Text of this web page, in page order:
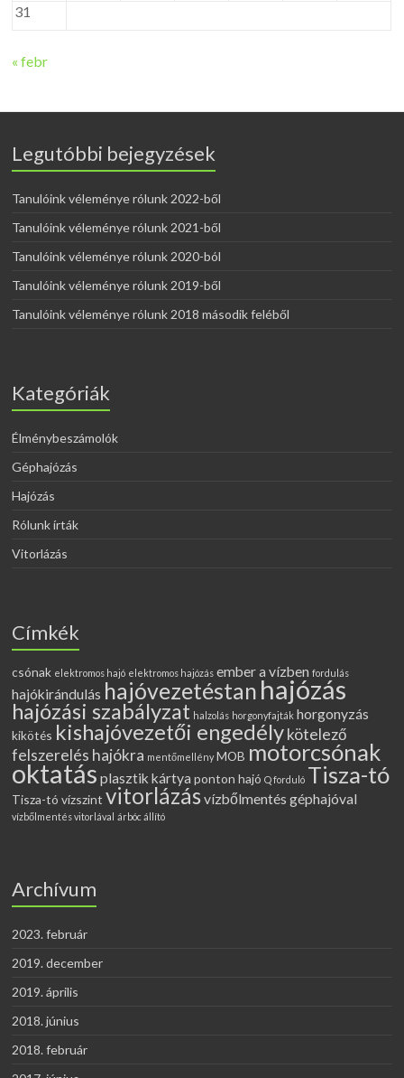
31
« febr
Legutóbbi bejegyzések
Tanulóink véleménye rólunk 2022-ből
Tanulóink véleménye rólunk 2021-ből
Tanulóink véleménye rólunk 2020-ból
Tanulóink véleménye rólunk 2019-ből
Tanulóink véleménye rólunk 2018 második feléből
Kategóriák
Élménybeszámolók
Géphajózás
Hajózás
Rólunk írták
Vitorlázás
Címkék
csónak elektromos hajó elektromos hajózás ember a vízben fordulás
hajókirándulás hajóvezetéstan hajózás
hajózási szabályzat halzolás horgonyfajták horgonyzás
kikötés kishajóvezetői engedélykötelező
felszerelés hajókra mentőmellény MOB motorcsónak
oktatás plasztik kártya ponton hajó Q forduló Tisza-tó
Tisza-tó vízszint vitorlázásvízbőlmentés géphajóval
vízbőlmentés vitorlával árbóc állító
Archívum
2023. február
2019. december
2019. április
2018. június
2018. február